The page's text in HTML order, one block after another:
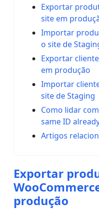
Exportar
site em
Importar
o site de
Exportar
em produção
Importar
site de Staging
Como lidar
same ID
Artigos
Exportar
produção